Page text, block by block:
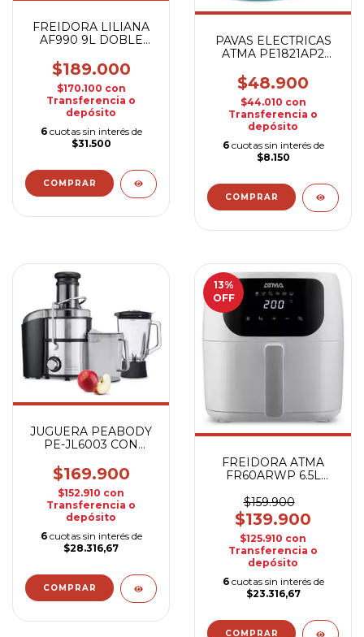
FREIDORA LILIANA
AF990 9L DOBLE
$189.000
$170.100 con
Transferencia o
depósito
6 cuotas sin interés de
$31.500
PAVAS ELECTRICAS
ATMA PE1821AP2
$48.900
$44.010 con
Transferencia o
depósito
6 cuotas sin interés de
$8.150
JUGUERA PEABODY
PE-JL6003 CON
$169.900
$152.910 con
Transferencia o
depósito
6 cuotas sin interés de
$28.316,67
13%
OFF
FREIDORA ATMA
FR60ARWP 6.5L
$159.900
$139.900
$125.910 con
Transferencia o
depósito
6 cuotas sin interés de
$23.316,67